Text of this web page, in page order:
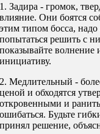
1. Задира - громок,
влияние. Они боятся
этим типом босса,
попытаться решить с
показывайте волнение
инициативу.
2. Медлительный -
ценой и обходятся
откровенными и
ошибаться. Будьте
принял решение,